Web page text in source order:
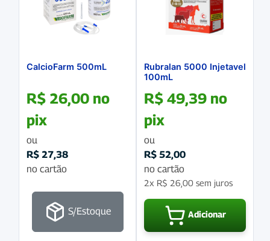
CalcioFarm 500mL
R$ 26,00 no
pix
ou
R$ 27,38
no cartão
S/Estoque
Rubralan 5000 Injetavel
100mL
R$ 49,39 no
pix
ou
R$ 52,00
no cartão
2x R$ 26,00 sem juros
Adicionar